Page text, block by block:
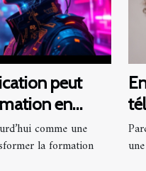
peut
en
comme une
la formation